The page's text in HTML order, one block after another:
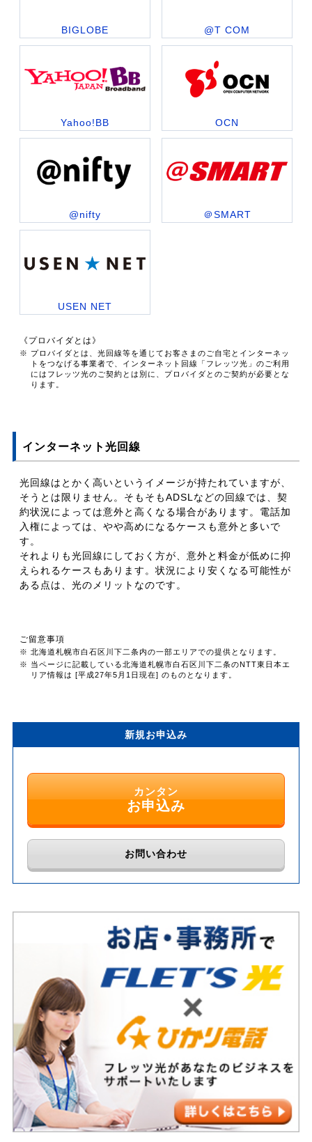
BIGLOBE @T COM
Yahoo!BB OCN
@nifty ＠SMART
USEN NET
《プロバイダとは》
※ プロバイダとは、光回線等を通じてお客さまのご自宅とインターネッ
トをつなげる事業者で、インターネット回線「フレッツ光」のご利用
にはフレッツ光のご契約とは別に、プロバイダとのご契約が必要とな
ります。
インターネット光回線
光回線はとかく高いというイメージが持たれていますが、
そうとは限りません。そもそもADSLなどの回線では、契
約状況によっては意外と高くなる場合があります。電話加
入権によっては、やや高めになるケースも意外と多いで
す。
それよりも光回線にしておく方が、意外と料金が低めに抑
えられるケースもあります。状況により安くなる可能性が
ある点は、光のメリットなのです。
ご留意事項
※ 北海道札幌市白石区川下二条内の一部エリアでの提供となります。
※ 当ページに記載している北海道札幌市白石区川下二条のNTT東日本エ
リア情報は [平成27年5月1日現在] のものとなります。
新規お申込み
カンタン
お申込み
お問い合わせ